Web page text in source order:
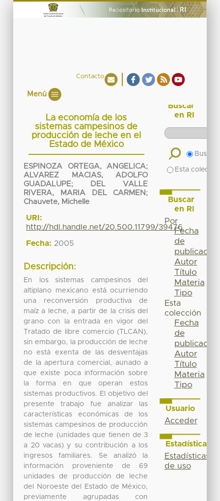
Contacto
Menú
La economía de los
sistemas campesinos de
producción de leche en el
Estado de México
ESPINOZA ORTEGA, ANGELICA;
ALVAREZ MACIAS, ADOLFO
GUADALUPE;
DEL VALLE
RIVERA, MARIA DEL CARMEN ;
Chauvete, Michelle
URI:
http://hdl.handle.net/20.500.11799/39476
Fecha: 2005
Descripción:
En los sistemas campesinos del
altiplano mexicano está ocurriendo
una reconversión productiva de
maíz a leche, a partir de la crisis del
grano con la entrada en vigor del
Tratado de libre comercio (TLCAN),
sin embargo, la producción de leche
no está exenta de las desventajas
de la apertura comercial, aunado a
que existe poca información sobre
la forma en que operan estos
sistemas productivos. El objetivo del
presente trabajo fue analizar las
características económicas de los
sistemas campesinos de producción
de leche (unidades que tienen de 3
a 20 vacas) y su contribución a los
ingresos familiares. Se analizó la
información proveniente de 69
unidades de producción de leche
del Noroeste del Estado de México,
previamente agrupadas con
Buscar
en RI
Buscar
Esta
Buscar
en RI
Por
Fecha
de
publicación
Autor
Título
Materia
Tipo
Esta
colección
Fecha
de
publicación
Autor
Título
Materia
Tipo
Usuario
Acceder
Estadísticas
Estadísticas
de uso